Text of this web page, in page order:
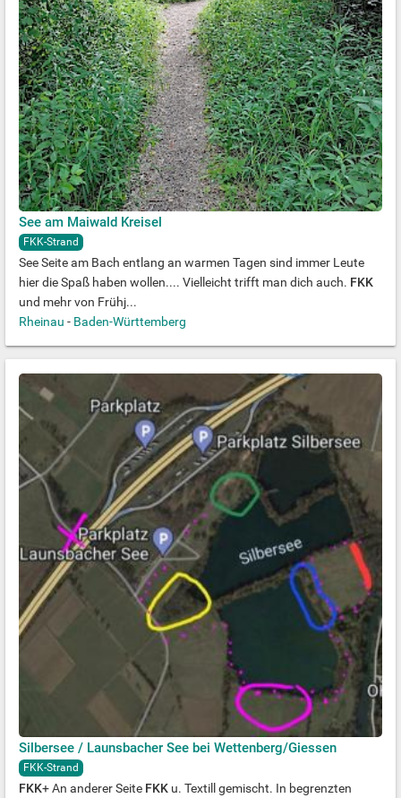
See am Maiwald Kreisel
FKK-Strand
See Seite am Bach entlang an warmen Tagen sind immer Leute
hier die Spaß haben wollen.... Vielleicht trifft man dich auch. FKK
und mehr von Frühj...
Rheinau - Baden-Württemberg
Silbersee / Launsbacher See bei Wettenberg/Giessen
FKK-Strand
FKK+ An anderer Seite FKK u. Textill gemischt. In begrenzten